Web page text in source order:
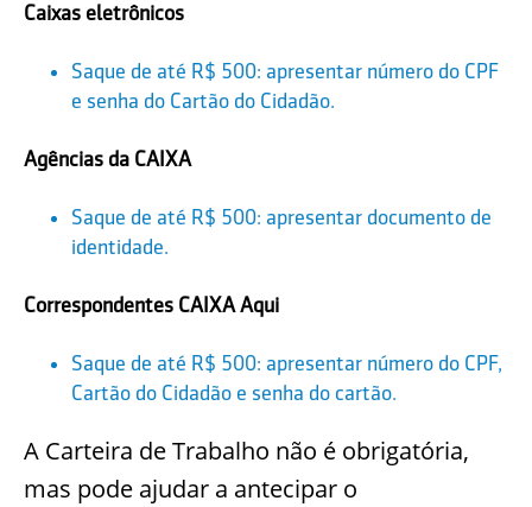
Caixas eletrônicos
Saque de até R$ 500: apresentar número do CPF
e senha do Cartão do Cidadão.
Agências da CAIXA
Saque de até R$ 500: apresentar documento de
identidade.
Correspondentes CAIXA Aqui
Saque de até R$ 500: apresentar número do CPF,
Cartão do Cidadão e senha do cartão.
A Carteira de Trabalho não é obrigatória,
mas pode ajudar a antecipar o